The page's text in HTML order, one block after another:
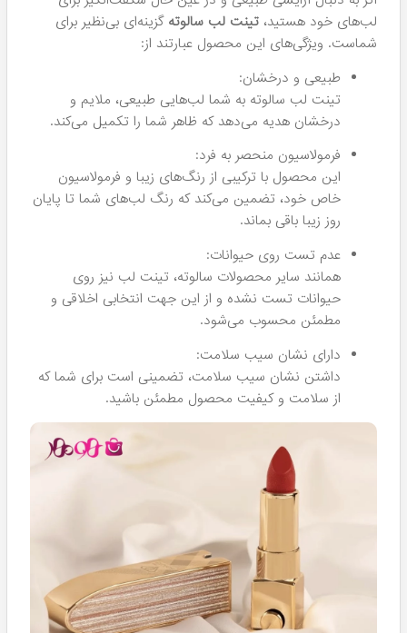
این برند همواره در تلاش است تا با ارائه محصولاتی منحصر به
فرد، نیازهای زیبایی شما را برآورده کند. از رژ لب‌های ضد آب با
رنگ‌های فوق‌العاده گرفته تا تینت لب‌های بسیار مشهور، تمامی
این محصولات با دقت و عشق به هنر آرایش تولید شده‌اند تا
شما بتوانید هر روز بهترین نسخه از خودتان باشید. در میان
تنوع محصولات آن، رژ لب‌ها و تینت لب‌ها به عنوان دو
محصول شاخص و محبوب شناخته می‌شوند. در ادامه به معرفی
رژ لب‌ سالوته
به دلیل فرمولاسیون منحصر به فرد و خاصیت ضد آب بودن،
نقطه قوت اصلی این برند محسوب می‌شوند. ویژگی‌های برجسته
این رژ لب‌ها عبارتند از:
رژ لب‌های آن حتی در شرایط مرطوب یا هنگام
فعالیت‌های روزمره، رنگ خود را حفظ می‌کنند؛ به طوری که
نیازی به تجدید مکرر آرایش نخواهید داشت.
تنوع رنگ‌های بی‌نظیر:
با ارائه حدود ۴۰ رنگ متفاوت، از
رنگ‌های مات گرفته تا رنگ‌های برجسته، هر خانم می‌تواند رنگی
متناسب با سلیقه و استایل خود انتخاب کند.